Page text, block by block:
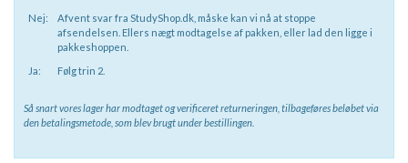
Nej:
Afvent svar fra StudyShop.dk, måske kan vi nå at stoppe
afsendelsen. Ellers nægt modtagelse af pakken, eller lad den ligge i
pakkeshoppen.
Ja:
Følg trin 2.
Så snart vores lager har modtaget og verificeret returneringen, tilbageføres beløbet via
den betalingsmetode, som blev brugt under bestillingen.